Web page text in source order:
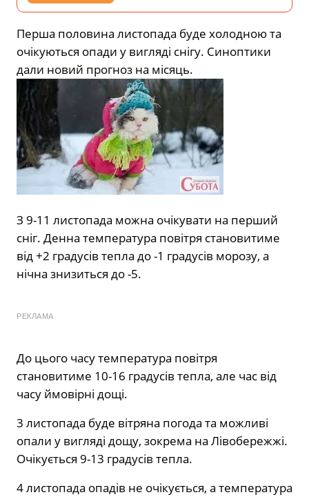
Перша половина листопада буде холодною та
очікуються опади у вигляді снігу. Синоптики
дали новий прогноз на місяць.
З 9-11 листопада можна очікувати на перший
сніг. Денна температура повітря становитиме
від +2 градусів тепла до -1 градусів морозу, а
нічна знизиться до -5.
РЕКЛАМА
До цього часу температура повітря
становитиме 10-16 градусів тепла, але час від
часу ймовірні дощі.
3 листопада буде вітряна погода та можливі
опали у вигляді дощу, зокрема на Лівобережжі.
Очікується 9-13 градусів тепла.
4 листопада опадів не очікується, а температура